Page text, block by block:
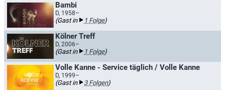
Bambi
D, 1958–
(Gast in 1 Folge)
Kölner Treff
D, 2006–
(Gast in 1 Folge)
Volle Kanne - Service täglich / Volle Kanne
D, 1999–
(Gast in 3 Folgen)